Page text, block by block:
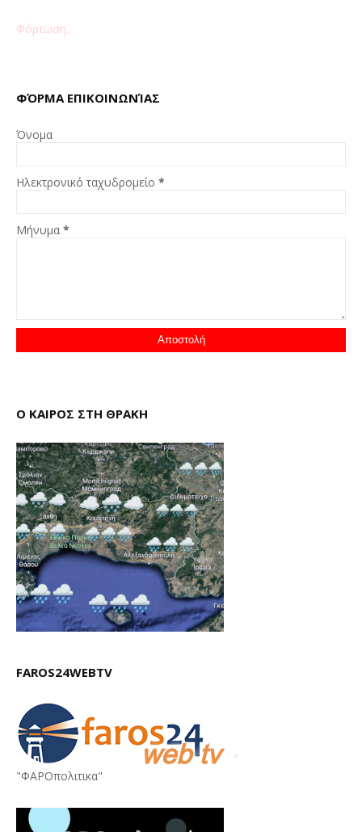
Φόρτωση...
ΦΌΡΜΑ ΕΠΙΚΟΙΝΩΝΊΑΣ
Όνομα
Ηλεκτρονικό ταχυδρομείο *
Μήνυμα *
Ο ΚΑΙΡΟΣ ΣΤΗ ΘΡΑΚΗ
FAROS24WEBTV
"ΦΑΡΟπολιτικα"